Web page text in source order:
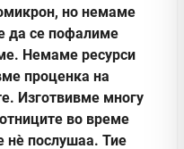
но немаме
да се пофалиме
Немаме ресурси
проценка на
Изготвивме многу
во време
нè послушаа. Тие